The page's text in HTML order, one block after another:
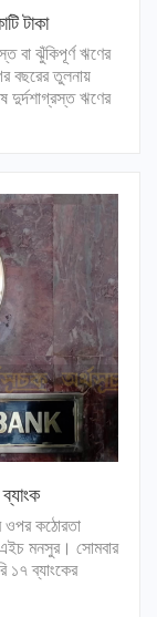
টাকা
বা ঝুঁকিপূর্ণ ঋণের
বছরের তুলনায়
দুর্দশাগ্রস্ত ঋণের
ওপর কঠোরতা
মনসুর। সোমবার
১৭ ব্যাংকের